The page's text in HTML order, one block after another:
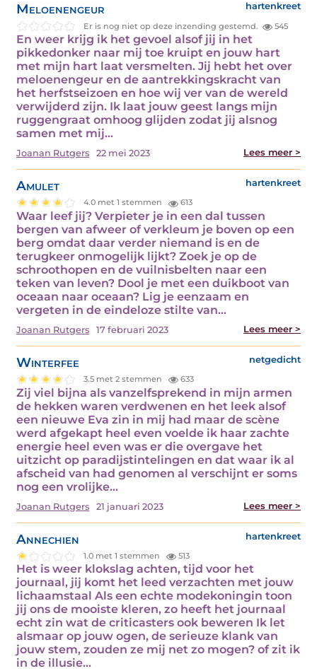
Meloenengeur hartenkreet
Er is nog niet op deze inzending gestemd. 545
En weer krijg ik het gevoel alsof jij in het
pikkedonker naar mij toe kruipt en jouw hart
met mijn hart laat versmelten. Jij hebt het over
meloenengeur en de aantrekkingskracht van
het herfstseizoen en hoe wij ver van de wereld
verwijderd zijn. Ik laat jouw geest langs mijn
ruggengraat omhoog glijden zodat jij alsnog
samen met mij…
Joanan Rutgers 22 mei 2023 Lees meer >
Amulet hartenkreet
4.0 met 1 stemmen 613
Waar leef jij? Verpieter je in een dal tussen
bergen van afweer of verkleum je boven op een
berg omdat daar verder niemand is en de
terugkeer onmogelijk lijkt? Zoek je op de
schroothopen en de vuilnisbelten naar een
teken van leven? Dool je met een duikboot van
oceaan naar oceaan? Lig je eenzaam en
vergeten in de eindeloze stilte van…
Joanan Rutgers 17 februari 2023 Lees meer >
Winterfee netgedicht
3.5 met 2 stemmen 633
Zij viel bijna als vanzelfsprekend in mijn armen
de hekken waren verdwenen en het leek alsof
een nieuwe Eva zin in mij had maar de scène
werd afgekapt heel even voelde ik haar zachte
energie heel even was er die overgave het
uitzicht op paradijstintelingen en dat waar ik al
afscheid van had genomen al verschijnt er soms
nog een vrolijke…
Joanan Rutgers 21 januari 2023 Lees meer >
Annechien hartenkreet
1.0 met 1 stemmen 513
Het is weer klokslag achten, tijd voor het
journaal, jij komt het leed verzachten met jouw
lichaamstaal Als een echte modekoningin toon
jij ons de mooiste kleren, zo heeft het journaal
echt zin wat de criticasters ook beweren Ik let
alsmaar op jouw ogen, de serieuze klank van
jouw stem, zouden ze mij net zo mogen? of zit ik
in de illusie…